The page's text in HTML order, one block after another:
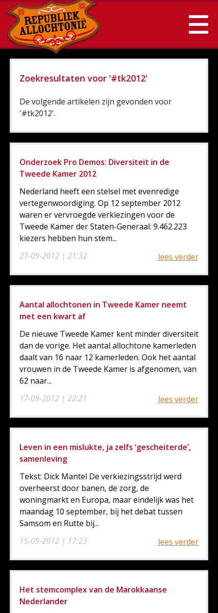
Zoekresultaten voor '#tk2012'
De volgende artikelen zijn gevonden voor
'#tk2012'.
Onderzoek Pro Demos: Diversiteit in de
Tweede Kamer 2012
27-09-2012 | 21:32
Nederland heeft een stelsel met evenredige
vertegenwoordiging. Op 12 september 2012
waren er vervroegde verkiezingen voor de
Tweede Kamer der Staten-Generaal: 9.462.223
kiezers hebben hun stem...
lees verder
Aantal allochtonen in Tweede Kamer neemt
met een kwart af
17-09-2012 | 22:21
De nieuwe Tweede Kamer kent minder diversiteit
dan de vorige. Het aantal allochtone kamerleden
daalt van 16 naar 12 kamerleden. Ook het aantal
vrouwen in de Tweede Kamer is afgenomen, van
62 naar...
lees verder
Leven in een mislukte, ja zelfs ‘gescheiterde’,
samenleving
15-09-2012 | 17:23
Tekst: Dick Mantel De verkiezingsstrijd werd
overheerst door banen, de zorg, de
woningmarkt en Europa, maar eindelijk was het
maandag 10 september, bij het debat tussen
Samsom en Rutte bij...
lees verder
Het stemcomplex van de Marokkaanse
Nederlander